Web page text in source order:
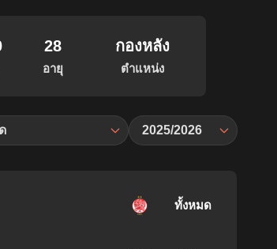
28
อายุ
กองหลัง
ตำแหน่ง
2025/2026
ทั้งหมด